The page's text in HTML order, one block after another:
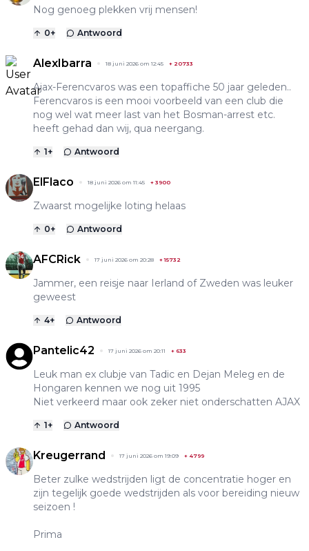
Nog genoeg plekken vrij mensen!
0+ Antwoord
AlexIbarra 18 juni 2026 om 12:45 + 20733
Ajax-Ferencvaros was een topaffiche 50 jaar geleden..
Ferencvaros is een mooi voorbeeld van een club die
nog wel wat meer last van het Bosman-arrest etc.
heeft gehad dan wij, qua neergang.
1+ Antwoord
ElFlaco 18 juni 2026 om 11:45 + 3900
Zwaarst mogelijke loting helaas
0+ Antwoord
AFCRick 17 juni 2026 om 20:28 +15732
Jammer, een reisje naar Ierland of Zweden was leuker
geweest
4+ Antwoord
Pantelic42 17 juni 2026 om 20:11 + 633
Leuk man ex clubje van Tadic en Dejan Meleg en de
Hongaren kennen we nog uit 1995
Niet verkeerd maar ook zeker niet onderschatten AJAX
1+ Antwoord
Kreugerrand 17 juni 2026 om 19:09 + 4799
Beter zulke wedstrijden ligt de concentratie hoger en
zijn tegelijk goede wedstrijden als voor bereiding nieuw
seizoen !
Prima